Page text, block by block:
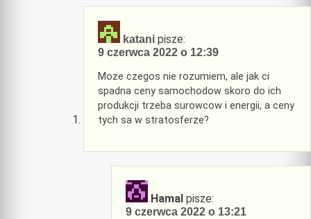
katani pisze:
9 czerwca 2022 o 12:39
Moze czegos nie rozumiem, ale jak ci
spadna ceny samochodow skoro do ich
produkcji trzeba surowcow i energii, a ceny
tych sa w stratosferze?
Hamal pisze:
9 czerwca 2022 o 13:21